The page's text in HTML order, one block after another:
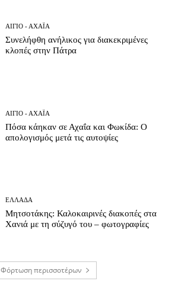
ΑΊΓΙΟ - ΑΧΑΪ́Α
Συνελήφθη ανήλικος για διακεκριμένες
κλοπές στην Πάτρα
ΑΊΓΙΟ - ΑΧΑΪ́Α
Πόσα κάηκαν σε Αχαΐα και Φωκίδα: Ο
απολογισμός μετά τις αυτοψίες
ΕΛΛΆΔΑ
Μητσοτάκης: Καλοκαιρινές διακοπές στα
Χανιά με τη σύζυγό του – φωτογραφίες
Φόρτωση περισσοτέρων